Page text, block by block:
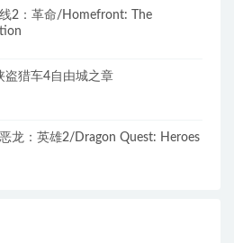
2：革命/Homefront: The
盗猎车4自由城之章
龙：英雄2/Dragon Quest: Heroes